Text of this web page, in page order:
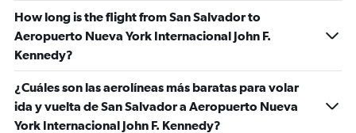
How long is the flight from San Salvador to
Aeropuerto Nueva York Internacional John F.
Kennedy?
¿Cuáles son las aerolíneas más baratas para volar
ida y vuelta de San Salvador a Aeropuerto Nueva
York Internacional John F. Kennedy?